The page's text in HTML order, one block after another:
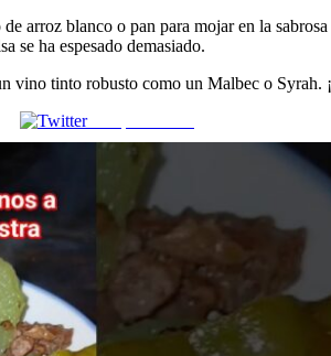
arroz blanco o pan para mojar en la
se ha espesado demasiado.
vino tinto robusto como un Malbec o Syrah.
Comparte en X